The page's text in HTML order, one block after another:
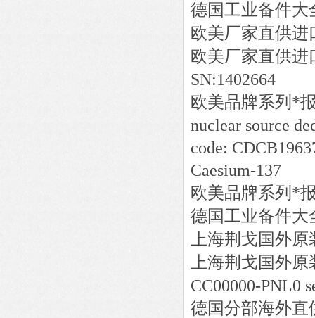
德国工业备件大
欧美厂家直供进
欧美厂家直供进
SN:1402664
欧美品牌系列*
nuclear source
code:
Caesium-137
欧美品牌系列*
德国工业备件大
上海荆戈国外
上海荆戈国外
CC00000-PNL0
德国分部海外直